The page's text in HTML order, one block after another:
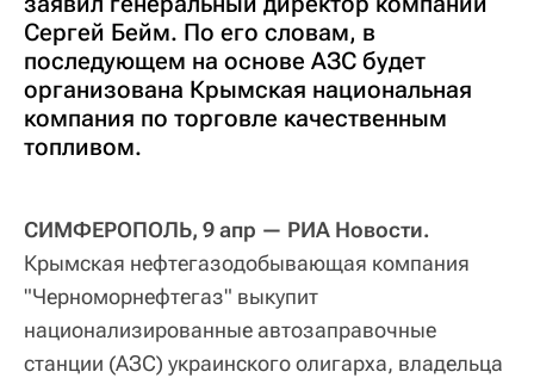
Сергей Бейм. По его словам, в
последующем на основе АЗС будет
организована Крымская национальная
компания по торговле качественным
топливом.
СИМФЕРОПОЛЬ, 9 апр — РИА Новости.
Крымская нефтегазодобывающая компания
"Черноморнефтегаз" выкупит
национализированные автозаправочные
станции (АЗС) украинского олигарха, владельца